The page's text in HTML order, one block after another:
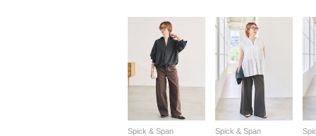
Spick & Span
Spick & Span